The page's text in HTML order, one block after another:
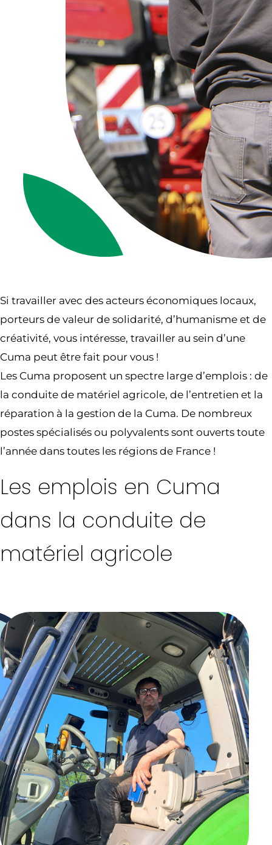
Si travailler avec des acteurs économiques locaux,
porteurs de valeur de solidarité, d’humanisme et de
créativité, vous intéresse, travailler au sein d’une
Cuma peut être fait pour vous !
Les Cuma proposent un spectre large d’emplois : de
la conduite de matériel agricole, de l’entretien et la
réparation à la gestion de la Cuma. De nombreux
postes spécialisés ou polyvalents sont ouverts toute
l’année dans toutes les régions de France !
Les emplois en Cuma
dans la conduite de
matériel agricole